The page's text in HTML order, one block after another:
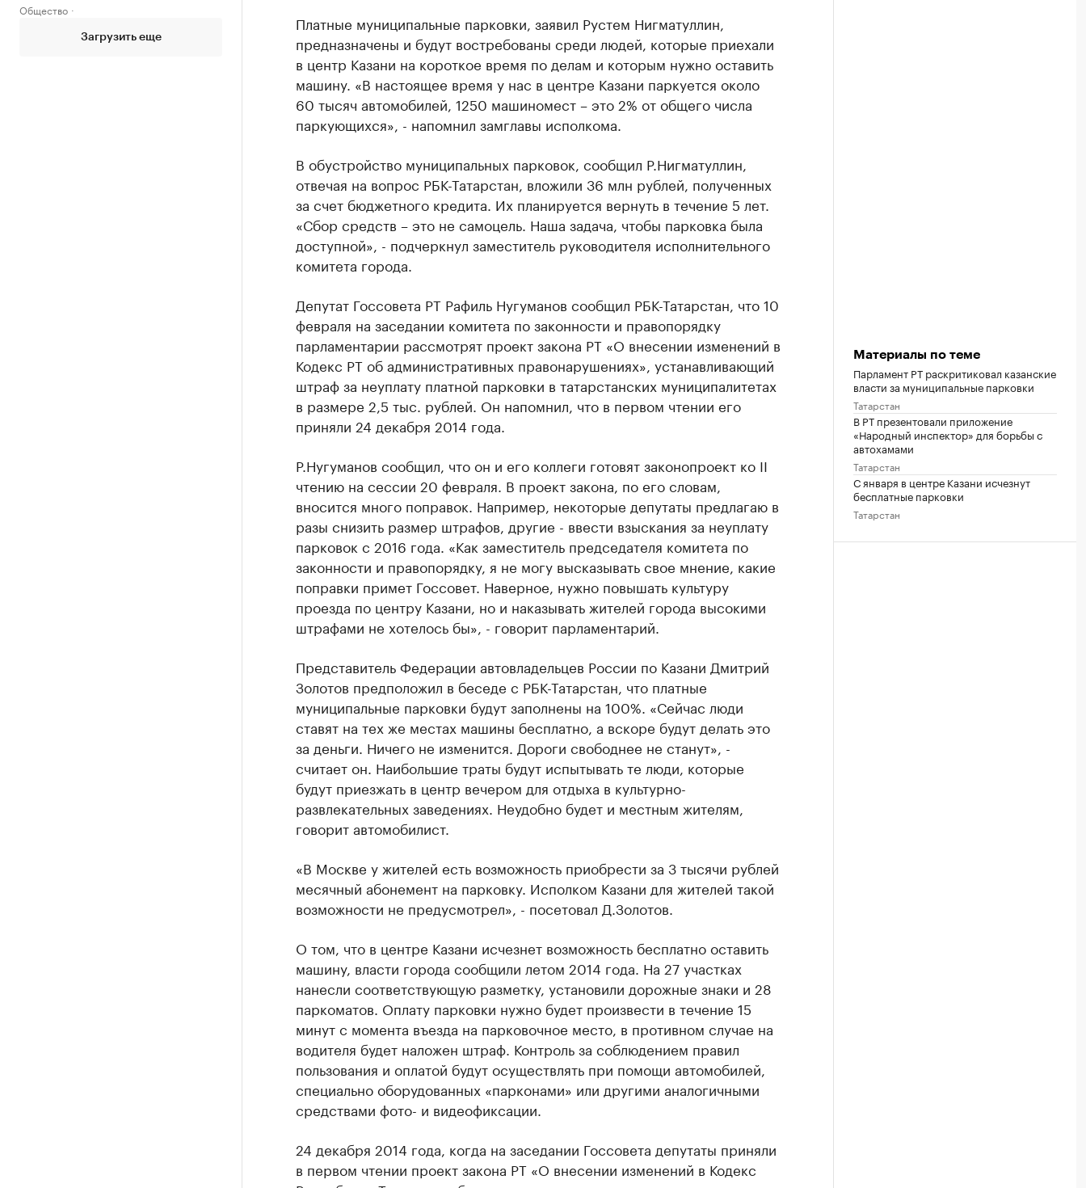
Общество
Загрузить еще
Платные муниципальные парковки, заявил Рустем Нигматуллин,
предназначены и будут востребованы среди людей, которые приехали
в центр Казани на короткое время по делам и которым нужно оставить
машину. «В настоящее время у нас в центре Казани паркуется около
60 тысяч автомобилей, 1250 машиномест – это 2% от общего числа
паркующихся», - напомнил замглавы исполкома.
В обустройство муниципальных парковок, сообщил Р.Нигматуллин,
отвечая на вопрос РБК-Татарстан, вложили 36 млн рублей, полученных
за счет бюджетного кредита. Их планируется вернуть в течение 5 лет.
«Сбор средств – это не самоцель. Наша задача, чтобы парковка была
доступной», - подчеркнул заместитель руководителя исполнительного
комитета города.
Депутат Госсовета РТ Рафиль Нугуманов сообщил РБК-Татарстан, что 10
февраля на заседании комитета по законности и правопорядку
парламентарии рассмотрят проект закона РТ «О внесении изменений в
Кодекс РТ об административных правонарушениях», устанавливающий
штраф за неуплату платной парковки в татарстанских муниципалитетах
в размере 2,5 тыс. рублей. Он напомнил, что в первом чтении его
приняли 24 декабря 2014 года.
Р.Нугуманов сообщил, что он и его коллеги готовят законопроект ко II
чтению на сессии 20 февраля. В проект закона, по его словам,
вносится много поправок. Например, некоторые депутаты предлагаю в
разы снизить размер штрафов, другие - ввести взыскания за неуплату
парковок с 2016 года. «Как заместитель председателя комитета по
законности и правопорядку, я не могу высказывать свое мнение, какие
поправки примет Госсовет. Наверное, нужно повышать культуру
проезда по центру Казани, но и наказывать жителей города высокими
штрафами не хотелось бы», - говорит парламентарий.
Представитель Федерации автовладельцев России по Казани Дмитрий
Золотов предположил в беседе с РБК-Татарстан, что платные
муниципальные парковки будут заполнены на 100%. «Сейчас люди
ставят на тех же местах машины бесплатно, а вскоре будут делать это
за деньги. Ничего не изменится. Дороги свободнее не станут», -
считает он. Наибольшие траты будут испытывать те люди, которые
будут приезжать в центр вечером для отдыха в культурно-
развлекательных заведениях. Неудобно будет и местным жителям,
говорит автомобилист.
«В Москве у жителей есть возможность приобрести за 3 тысячи рублей
месячный абонемент на парковку. Исполком Казани для жителей такой
возможности не предусмотрел», - посетовал Д.Золотов.
О том, что в центре Казани исчезнет возможность бесплатно оставить
машину, власти города сообщили летом 2014 года. На 27 участках
нанесли соответствующую разметку, установили дорожные знаки и 28
паркоматов. Оплату парковки нужно будет произвести в течение 15
минут с момента въезда на парковочное место, в противном случае на
водителя будет наложен штраф. Контроль за соблюдением правил
пользования и оплатой будут осуществлять при помощи автомобилей,
специально оборудованных «парконами» или другими аналогичными
средствами фото- и видеофиксации.
24 декабря 2014 года, когда на заседании Госсовета депутаты приняли
в первом чтении проект закона РТ «О внесении изменений в Кодекс
Материалы по теме
Парламент РТ раскритиковал казанские
власти за муниципальные парковки
Татарстан
В РТ презентовали приложение
«Народный инспектор» для борьбы с
автохамами
Татарстан
С января в центре Казани исчезнут
бесплатные парковки
Татарстан